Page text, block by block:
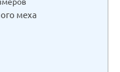
меха